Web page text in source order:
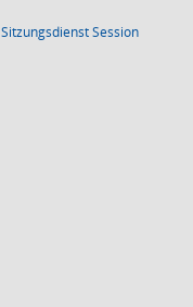
SitzungsdienstSession(Wird in